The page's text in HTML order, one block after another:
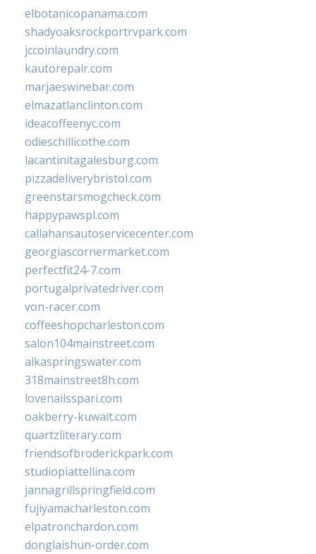
elbotanicopanama.com
shadyoaksrockportrvpark.com
jccoinlaundry.com
kautorepair.com
marjaeswinebar.com
elmazatlanclinton.com
ideacoffeenyc.com
odieschillicothe.com
lacantinitagalesburg.com
pizzadeliverybristol.com
greenstarsmogcheck.com
happypawspl.com
callahansautoservicecenter.com
georgiascornermarket.com
perfectfit24-7.com
portugalprivatedriver.com
von-racer.com
coffeeshopcharleston.com
salon104mainstreet.com
alkaspringswater.com
318mainstreet8h.com
lovenailsspari.com
oakberry-kuwait.com
quartzliterary.com
friendsofbroderickpark.com
studiopiattellina.com
jannagrillspringfield.com
fujiyamacharleston.com
elpatronchardon.com
donglaishun-order.com